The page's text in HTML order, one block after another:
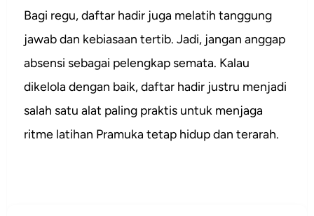
Bagi regu, daftar hadir juga melatih tanggung
jawab dan kebiasaan tertib. Jadi, jangan anggap
absensi sebagai pelengkap semata. Kalau
dikelola dengan baik, daftar hadir justru menjadi
salah satu alat paling praktis untuk menjaga
ritme latihan Pramuka tetap hidup dan terarah.